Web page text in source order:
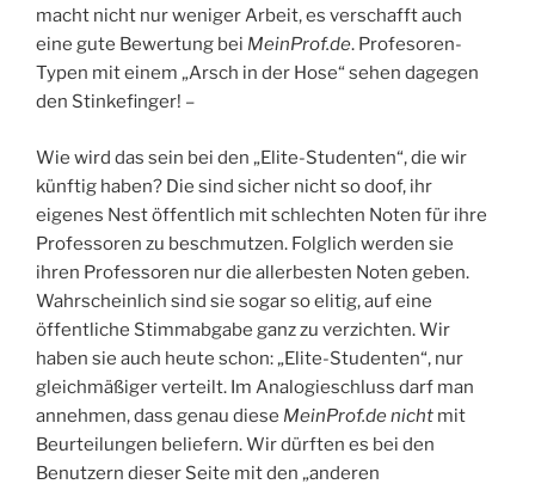
macht nicht nur weniger Arbeit, es verschafft auch
eine gute Bewertung bei MeinProf.de. Profesoren-
Typen mit einem „Arsch in der Hose“ sehen dagegen
den Stinkefinger! –
Wie wird das sein bei den „Elite-Studenten“, die wir
künftig haben? Die sind sicher nicht so doof, ihr
eigenes Nest öffentlich mit schlechten Noten für ihre
Professoren zu beschmutzen. Folglich werden sie
ihren Professoren nur die allerbesten Noten geben.
Wahrscheinlich sind sie sogar so elitig, auf eine
öffentliche Stimmabgabe ganz zu verzichten. Wir
haben sie auch heute schon: „Elite-Studenten“, nur
gleichmäßiger verteilt. Im Analogieschluss darf man
annehmen, dass genau diese MeinProf.denicht mit
Beurteilungen beliefern. Wir dürften es bei den
Benutzern dieser Seite mit den „anderen